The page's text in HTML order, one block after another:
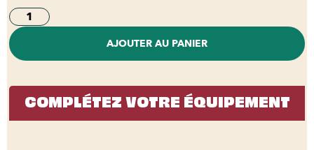
AJOUTER AU PANIER
COMPLÉTEZ VOTRE ÉQUIPEMENT